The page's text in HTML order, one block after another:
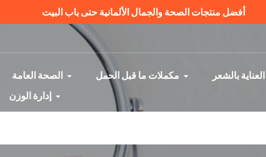
أفضل منتجات الصحة والجمال الألمانية حتى باب البيت
الصحة العامة مكملات ما قبل الحمل العناية بالشعر
إدارة الوزن